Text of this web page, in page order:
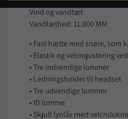
Vind og vandtæt
Vandtæthed: 11.000 MM
• Fast hætte med snøre, som
• Elastik og velcrojustering
• Tre indvendige lommer
• Ledningsholder til headset
• Tre udvendige lommer
• ID lomme
• Skjult lynlås med